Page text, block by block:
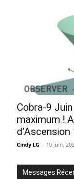
Cobra-9
maximum !
d’Ascension
Cindy LG - 10 juin,
Messages